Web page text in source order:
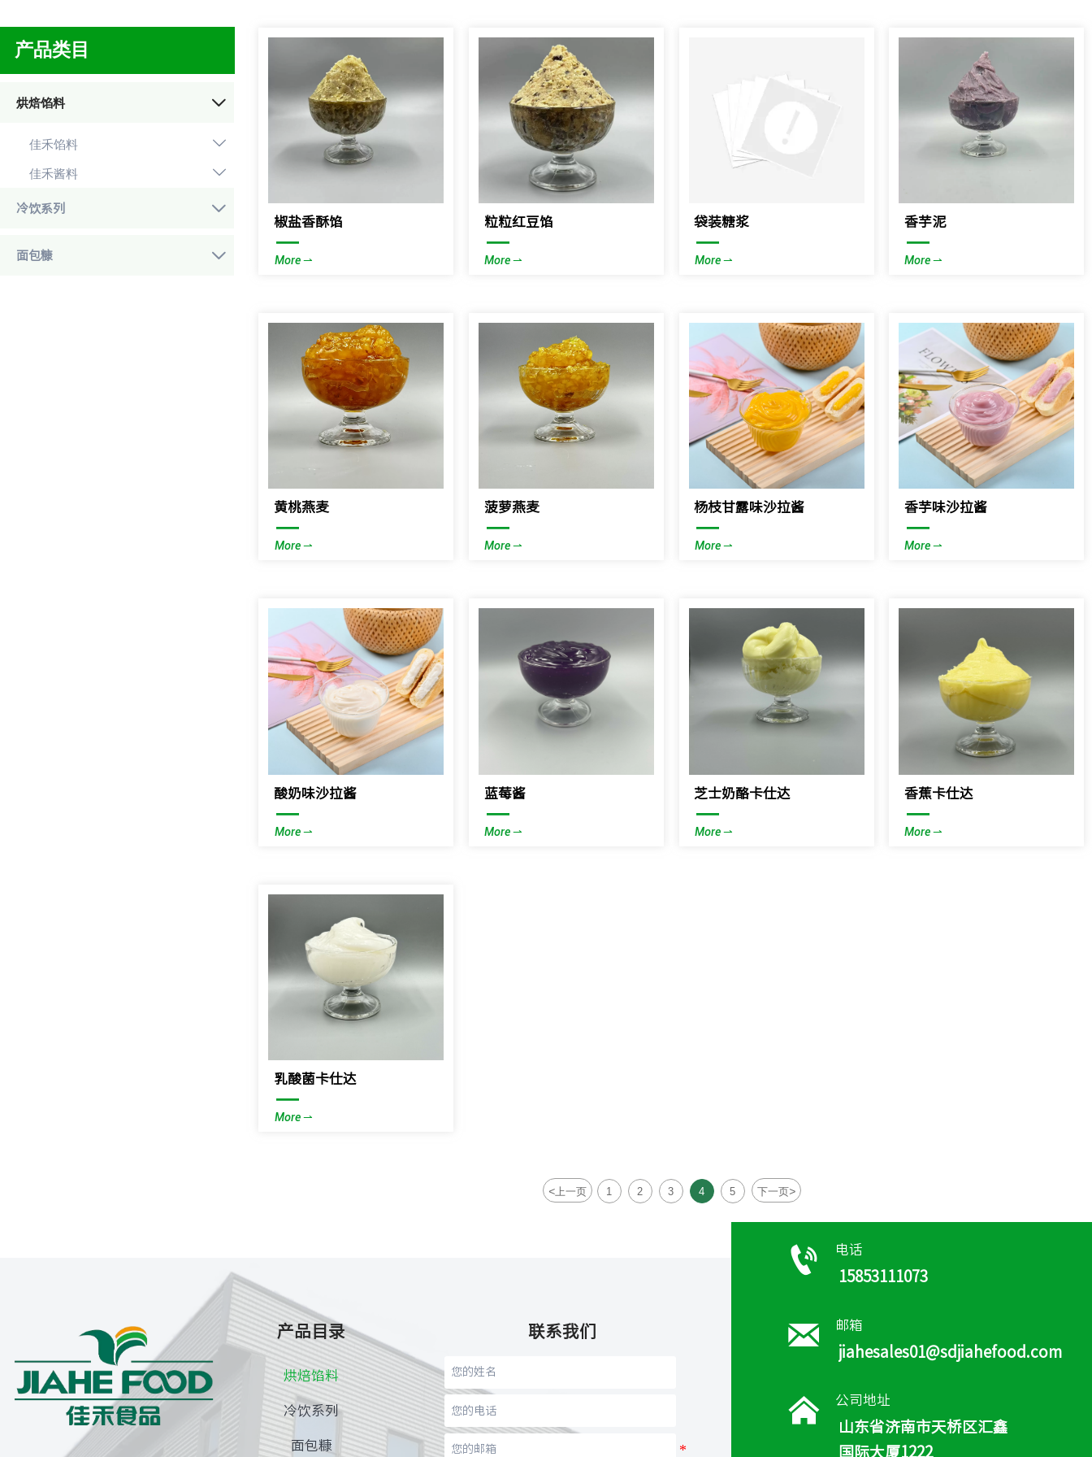
产品类目
烘焙馅料 
佳禾馅料 
佳禾酱料 
冷饮系列 
面包糠 
椒盐香酥馅
—
More ⇀
粒粒红豆馅
—
More ⇀
袋装糖浆
—
More ⇀
香芋泥
—
More ⇀
黄桃燕麦
—
More ⇀
菠萝燕麦
—
More ⇀
杨枝甘露味沙拉酱
—
More ⇀
香芋味沙拉酱
—
More ⇀
酸奶味沙拉酱
—
More ⇀
蓝莓酱
—
More ⇀
芝士奶酪卡仕达
—
More ⇀
香蕉卡仕达
—
More ⇀
乳酸菌卡仕达
—
More ⇀
<上一页 1 2 3 4 5 下一页>
产品目录
烘焙馅料
冷饮系列
面包糠
联系我们
 电话
15853111073
 邮箱
jiahesales01@sdjiahefood.com
 公司地址
山东省济南市天桥区汇鑫
国际大厦1222